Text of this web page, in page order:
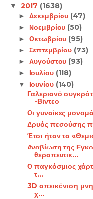
▼ 2017 (1638)
► Δεκεμβρίου (47)
► Νοεμβρίου (50)
► Οκτωβρίου (95)
► Σεπτεμβρίου (73)
► Αυγούστου (93)
► Ιουλίου (118)
▼ Ιουνίου (140)
Γαλεριανό
-Βίντεο
Οι γυναίκες
Δρυός πεσούσης
Έτσι ήταν τα
Αναβίωση της
θεραπευτικ...
Ο παγκόσμιος
τ...
3D απεικόνιση
χ...